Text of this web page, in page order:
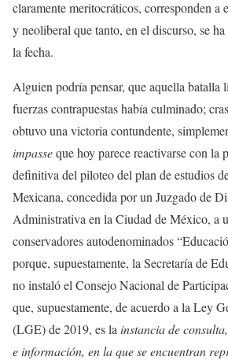
claramente meritocráticos, corresponden a
y neoliberal que tanto, en el discurso, se
la fecha.
Alguien podría pensar, que aquella batalla
fuerzas contrapuestas había culminado;
obtuvo una victoria contundente,
impasseque hoy parece reactivarse con la
definitiva del piloteo del plan de estudios
Mexicana, concedida por un Juzgado de
Administrativa en la Ciudad de México, a
conservadores autodenominados
porque, supuestamente, la Secretaría de
no instaló el Consejo Nacional de
que, supuestamente, de acuerdo a la Ley
(LGE) de 2019, es la instancia de
e información, en la que se encuentran